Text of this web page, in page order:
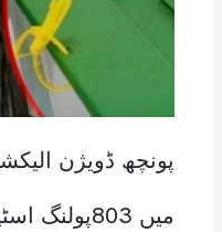
پونچھ ڈویژن
میں